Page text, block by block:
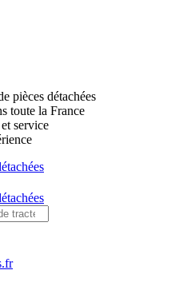
pièces détachées
toute la France
service